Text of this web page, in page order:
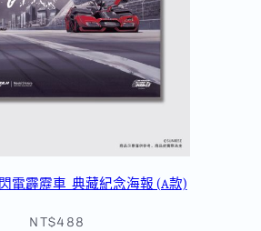
電霹靂車_典藏紀念海報 (A款)
NT$488